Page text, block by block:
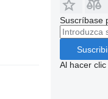
Suscríbase
Al hacer